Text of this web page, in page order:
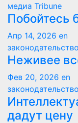
медиа Tribune
Побойтесь
Апр 14, 2026 en
законодательство
Неживее
Фев 20, 2026 en
законодательство
дадут цену